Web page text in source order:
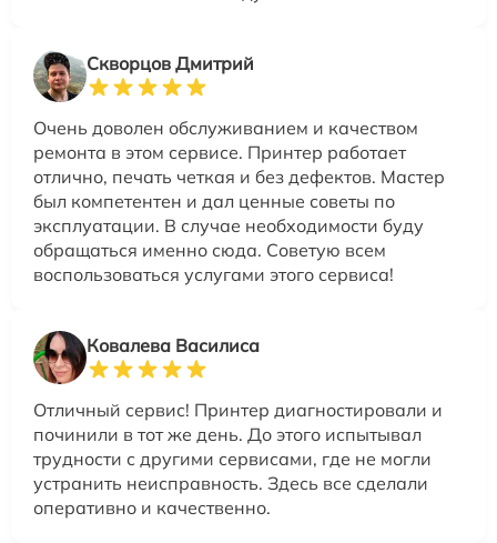
Скворцов Дмитрий
Очень доволен обслуживанием и качеством
ремонта в этом сервисе. Принтер работает
отлично, печать четкая и без дефектов. Мастер
был компетентен и дал ценные советы по
эксплуатации. В случае необходимости буду
обращаться именно сюда. Советую всем
воспользоваться услугами этого сервиса!
Ковалева Василиса
Отличный сервис! Принтер диагностировали и
починили в тот же день. До этого испытывал
трудности с другими сервисами, где не могли
устранить неисправность. Здесь все сделали
оперативно и качественно.